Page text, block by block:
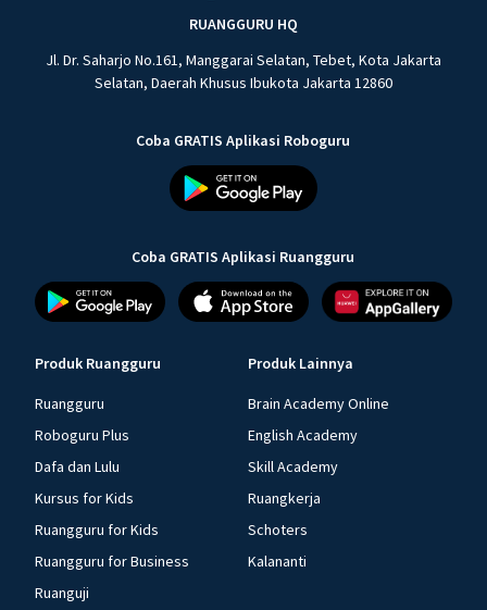
RUANGGURU HQ
Jl. Dr. Saharjo No.161, Manggarai Selatan, Tebet, Kota Jakarta
Selatan, Daerah Khusus Ibukota Jakarta 12860
Coba GRATIS Aplikasi Roboguru
Coba GRATIS Aplikasi Ruangguru
Produk Ruangguru
Ruangguru
Roboguru Plus
Dafa dan Lulu
Kursus for Kids
Ruangguru for Kids
Ruangguru for Business
Ruanguji
Produk Lainnya
Brain Academy Online
English Academy
Skill Academy
Ruangkerja
Schoters
Kalananti